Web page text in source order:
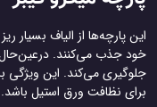
این پارچه‌ها از الیاف بسیار
خود جذب می‌کنند.
جلوگیری می‌کند. این ویژگی
برای نظافت ورق استیل باشد.